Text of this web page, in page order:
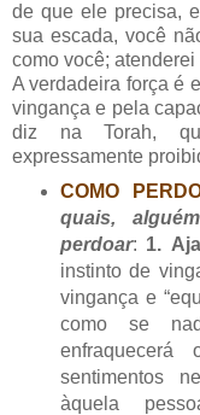
de que ele precisa,
sua escada, você
como você;
A verdadeira força é
vingança e pela
diz na Torah,
expressamente
COMO
quais,
perdoar: 1. Aja
instinto de
vingança e
como se
sentimentos
àquela